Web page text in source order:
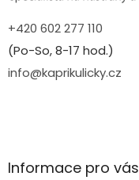
+420 602 277 110
(Po-So, 8-17 hod.)
info@kaprikulicky.cz
Informace pro vás